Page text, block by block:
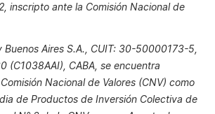
inscripto ante la Comisión Nacional de
Buenos Aires S.A., CUIT: 30-50000173-5,
(C1038AAI), CABA, se encuentra
Nacional de Valores (CNV) como
de Productos de Inversión Colectiva de